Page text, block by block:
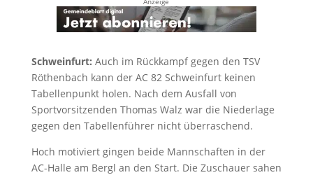
Schweinfurt: Auch im Rückkampf gegen den TSV
Röthenbach kann der AC 82 Schweinfurt keinen
Tabellenpunkt holen. Nach dem Ausfall von
Sportvorsitzenden Thomas Walz war die Niederlage
gegen den Tabellenführer nicht überraschend.
Hoch motiviert gingen beide Mannschaften in der
AC-Halle am Bergl an den Start. Die Zuschauer sahen